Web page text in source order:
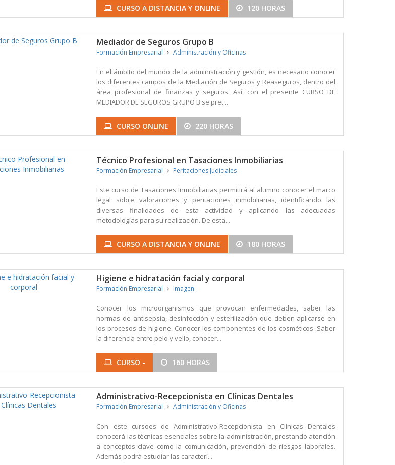
CURSO A DISTANCIA Y ONLINE 120 HORAS
Mediador de Seguros Grupo B
Formación Empresarial Administración y Oficinas
En el ámbito del mundo de la administración y gestión, es necesario conocer
los diferentes campos de la Mediación de Seguros y Reaseguros, dentro del
área profesional de finanzas y seguros. Así, con el presente CURSO DE
MEDIADOR DE SEGUROS GRUPO B se pret...
CURSO ONLINE 220 HORAS
Técnico Profesional en Tasaciones Inmobiliarias
Formación Empresarial Peritaciones Judiciales
Este curso de Tasaciones Inmobiliarias permitirá al alumno conocer el marco
legal sobre valoraciones y peritaciones inmobiliarias, identificando las
diversas finalidades de esta actividad y aplicando las adecuadas
metodologías para su realización. De esta...
CURSO A DISTANCIA Y ONLINE 180 HORAS
Higiene e hidratación facial y corporal
Formación Empresarial Imagen
Conocer los microorganismos que provocan enfermedades, saber las
normas de antisepsia, desinfección y esterilización que deben aplicarse en
los procesos de higiene. Conocer los componentes de los cosméticos .Saber
la diferencia entre pelo y vello, conocer...
CURSO - 160 HORAS
Administrativo-Recepcionista en Clínicas Dentales
Formación Empresarial Administración y Oficinas
Con este cursoes de Administrativo-Recepcionista en Clínicas Dentales
conocerá las técnicas esenciales sobre la administración, prestando atención
a conceptos clave como la comunicación, prevención de riesgos laborales.
Además podrá estudiar las caracterí...